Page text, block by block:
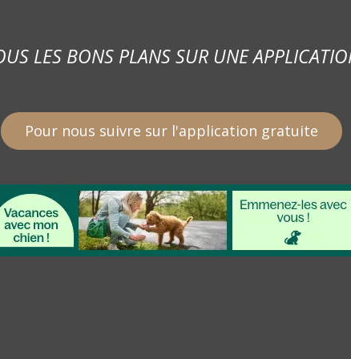
LES BONS PLANS SUR UNE
Pour nous suivre sur l'application gratuite